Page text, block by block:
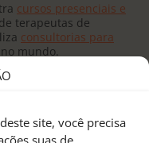
site, você precisa
suas de
cursos presenciais e
terapeutas de
consultorias para
mundo.